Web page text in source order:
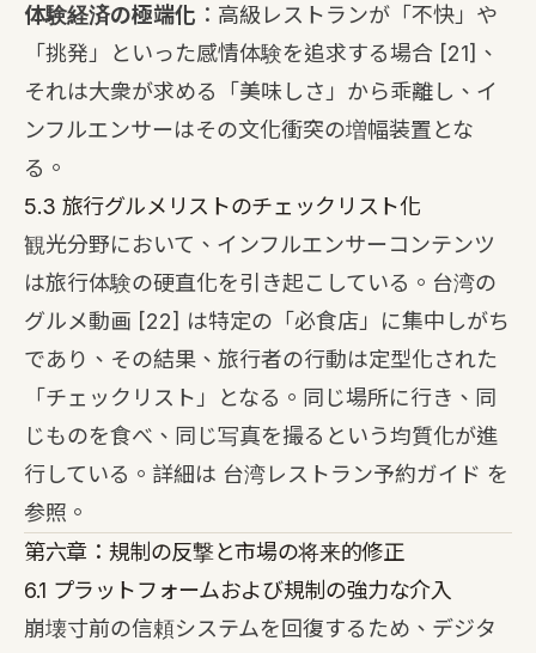
体験経済の極端化 ：高級レストランが「不快」や
「挑発」といった感情体験を追求する場合 [21] 、
それは大衆が求める「美味しさ」から乖離し、イ
ンフルエンサーはその文化衝突の増幅装置とな
る。
5.3 旅行グルメリストのチェックリスト化
観光分野において、インフルエンサーコンテンツ
は旅行体験の硬直化を引き起こしている。台湾の
グルメ動画 [22] は特定の「必食店」に集中しがち
であり、その結果、旅行者の行動は定型化された
「チェックリスト」となる。同じ場所に行き、同
じものを食べ、同じ写真を撮るという均質化が進
行している。詳細は 台湾レストラン予約ガイド を
参照。
第六章：規制の反撃と市場の将来的修正
6.1 プラットフォームおよび規制の強力な介入
崩壊寸前の信頼システムを回復するため、デジタ